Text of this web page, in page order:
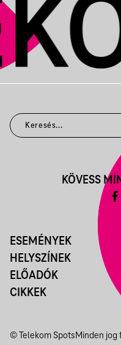
ESEMÉNYEK
HELYSZÍNEK
ELŐADÓK
CIKKEK
KÖVESS
© Telekom SpotsMinden jog